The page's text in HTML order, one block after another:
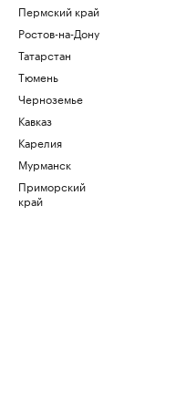
Пермский край
Ростов-на-Дону
Татарстан
Тюмень
Черноземье
Кавказ
Карелия
Мурманск
Приморский
край